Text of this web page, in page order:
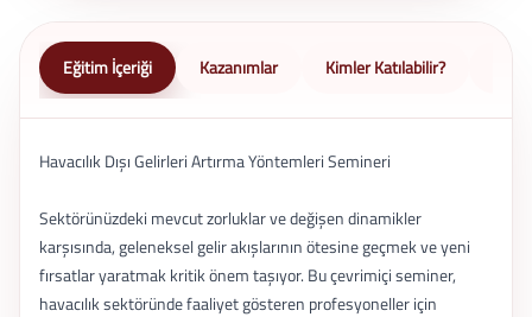
Eğitim İçeriği Kazanımlar Kimler Katılabilir?
Havacılık Dışı Gelirleri Artırma Yöntemleri Semineri
Sektörünüzdeki mevcut zorluklar ve değişen dinamikler
karşısında, geleneksel gelir akışlarının ötesine geçmek ve yeni
fırsatlar yaratmak kritik önem taşıyor. Bu çevrimiçi seminer,
havacılık sektöründe faaliyet gösteren profesyoneller için